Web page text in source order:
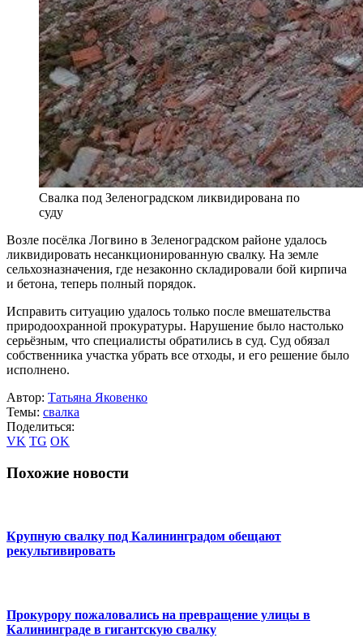
Свалка под Зеленоградском ликвидирована по
суду
Возле посёлка Логвино в Зеленоградском районе удалось
ликвидировать несанкционированную свалку. На земле
сельхозназначения, где незаконно складировали бой кирпича
и бетона, теперь полный порядок.
Исправить ситуацию удалось только после вмешательства
природоохранной прокуратуры. Нарушение было настолько
серьёзным, что специалисты обратились в суд. Суд обязал
собственника участка убрать все отходы, и его решение было
исполнено.
Автор: Татьяна Яковенко
Темы: свалка
Поделиться:
VK TG OK
Похожие новости
Крупную свалку под Калининградом обещают
рекультивировать
Прокурору пожаловались на превращение улицы в
Калининграде в гигантскую свалку